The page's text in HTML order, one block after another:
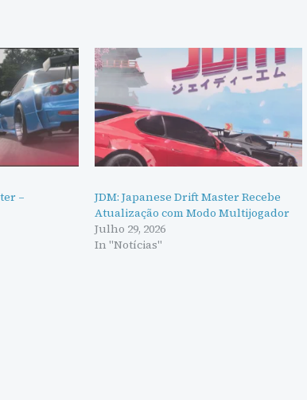
–
JDM: Japanese Drift Master Recebe
Atualização com Modo Multijogador
Julho 29, 2026
In "Notícias"